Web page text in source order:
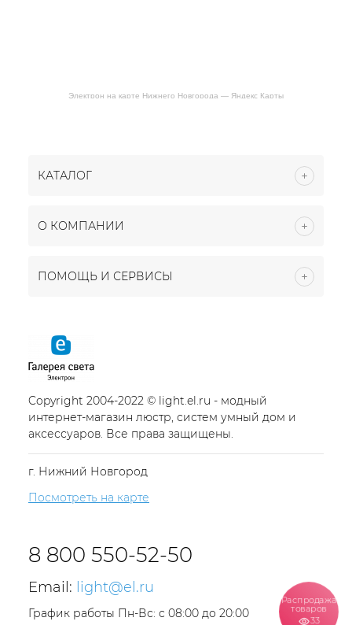
Электрон на карте Нижнего Новгорода — Яндекс Карты
КАТАЛОГ
О КОМПАНИИ
ПОМОЩЬ И СЕРВИСЫ
Copyright 2004-2022 © light.el.ru - модный
интернет-магазин люстр, систем умный дом и
аксессуаров. Все права защищены.
г. Нижний Новгород
Посмотреть на карте
8 800 550-52-50
Email: light@el.ru
График работы Пн-Вс: с 08:00 до 20:00
Распродажа
товаров
33